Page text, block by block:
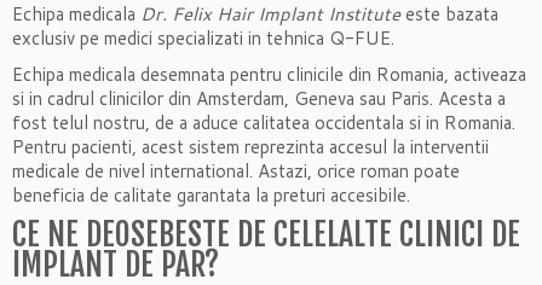
Echipa medicala Dr. Felix Hair Implant Instituteeste bazata
exclusiv pe medici specializati in tehnica Q-FUE.
Echipa medicala desemnata pentru clinicile din Romania, activeaza
si in cadrul clinicilor din Amsterdam, Geneva sau Paris. Acesta a
fost telul nostru, de a aduce calitatea occidentala si in Romania.
Pentru pacienti, acest sistem reprezinta accesul la interventii
medicale de nivel international. Astazi, orice roman poate
beneficia de calitate garantata la preturi accesibile.
CE NE DEOSEBESTE DE CELELALTE CLINICI DE
IMPLANT DE PAR?